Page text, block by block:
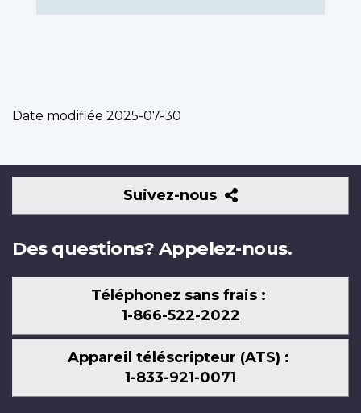
Date modifiée 2025-07-30
Suivez-nous
Suivez-
nous
Des questions? Appelez-nous.
Téléphonez sans frais :
1-866-522-2022
Appareil téléscripteur (ATS) :
1-833-921-0071